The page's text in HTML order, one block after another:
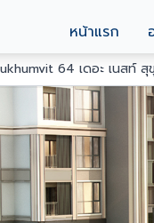
หน้าแรก
64 เดอะ เนสท์